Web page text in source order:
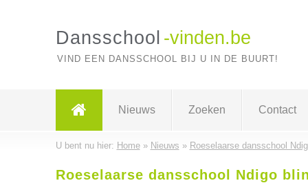
Dansschool -vinden.be
VIND EEN DANSSCHOOL BIJ U IN DE BUURT!
Nieuws Zoeken Contact
U bent nu hier: Home» Nieuws » Roeselaarse dansschool
Roeselaarse dansschool Ndigo